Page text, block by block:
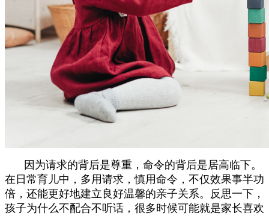
因为请求的背后是尊重，命令的背后是居高临下。
在日常育儿中，多用请求，慎用命令，不仅效果事半功
倍，还能更好地建立良好温馨的亲子关系。反思一下，
孩子为什么不配合不听话，很多时候可能就是家长喜欢